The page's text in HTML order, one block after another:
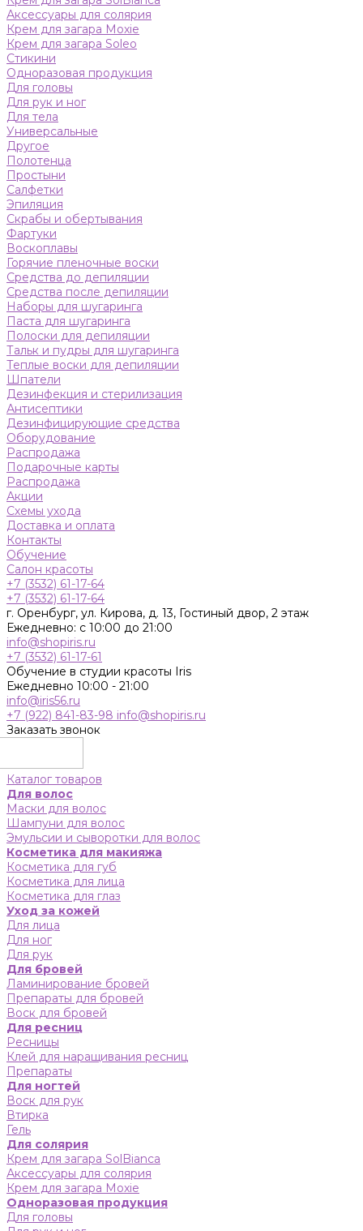
Аксессуары для солярия
Крем для загара Moxie
Крем для загара Soleo
Стикини
Одноразовая продукция
Для головы
Для рук и ног
Для тела
Универсальные
Другое
Полотенца
Простыни
Салфетки
Эпиляция
Скрабы и обертывания
Фартуки
Воскоплавы
Горячие пленочные воски
Средства до депиляции
Средства после депиляции
Наборы для шугаринга
Паста для шугаринга
Полоски для депиляции
Тальк и пудры для шугаринга
Теплые воски для депиляции
Шпатели
Дезинфекция и стерилизация
Антисептики
Дезинфицирующие средства
Оборудование
Распродажа
Подарочные карты
Распродажа
Акции
Схемы ухода
Доставка и оплата
Контакты
Обучение
Салон красоты
+7 (3532) 61-17-64
+7 (3532) 61-17-64
г. Оренбург, ул. Кирова, д. 13, Гостиный двор, 2 этаж
Ежедневно: с 10:00 до 21:00
info@shopiris.ru
+7 (3532) 61-17-61
Обучение в студии красоты Iris
Ежедневно 10:00 - 21:00
info@iris56.ru
+7 (922) 841-83-98 info@shopiris.ru
Заказать звонок
Каталог товаров
Для волос
Маски для волос
Шампуни для волос
Эмульсии и сыворотки для волос
Косметика для макияжа
Косметика для губ
Косметика для лица
Косметика для глаз
Уход за кожей
Для лица
Для ног
Для рук
Для бровей
Ламинирование бровей
Препараты для бровей
Воск для бровей
Для ресниц
Ресницы
Клей для наращивания ресниц
Препараты
Для ногтей
Воск для рук
Втирка
Гель
Для солярия
Крем для загара SolBianca
Аксессуары для солярия
Крем для загара Moxie
Одноразовая продукция
Для головы